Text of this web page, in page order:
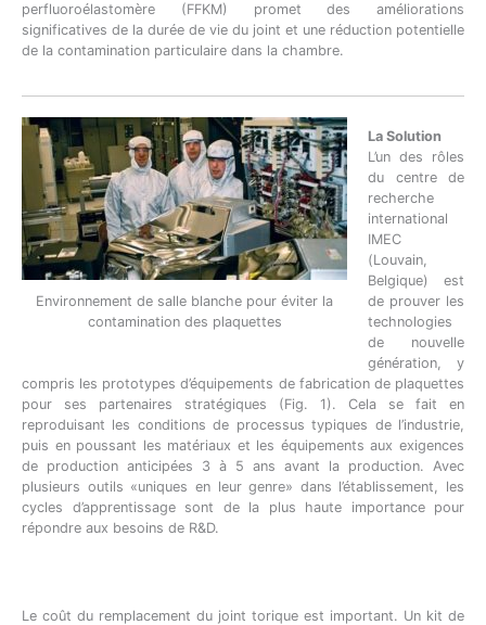
perfluoroélastomère (FFKM) promet des améliorations
significatives de la durée de vie du joint et une réduction potentielle
de la contamination particulaire dans la chambre.
Environnement de salle blanche pour éviter la
contamination des plaquettes
La Solution
L’un des rôles
du centre de
recherche
international
IMEC
(Louvain,
Belgique) est
de prouver les
technologies
de nouvelle
génération, y
compris les prototypes d’équipements de fabrication de plaquettes
pour ses partenaires stratégiques (Fig. 1). Cela se fait en
reproduisant les conditions de processus typiques de l’industrie,
puis en poussant les matériaux et les équipements aux exigences
de production anticipées 3 à 5 ans avant la production. Avec
plusieurs outils «uniques en leur genre» dans l’établissement, les
cycles d’apprentissage sont de la plus haute importance pour
répondre aux besoins de R&D.
Le coût du remplacement du joint torique est important. Un kit de